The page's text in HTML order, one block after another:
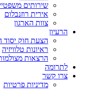
שירותים
אירית רוזנבלום
צוות הארגון
הרעיון
הצעת חוק
ראיונות טלוויזיה
הרצאות
לתרומה
צרו קשר
מדיניות פרטיות